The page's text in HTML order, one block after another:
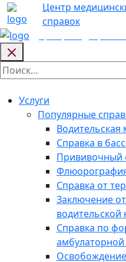
Skip
to
content
Центр
справок
Найти:
Услуги
Популярные
Водительская
Справка в
Прививочный
Справка от
Заключение
водительской
Справка по
амбулаторной